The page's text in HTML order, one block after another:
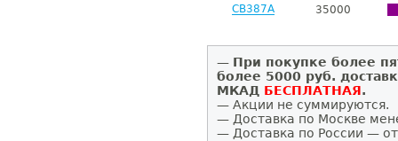
CB387A 35000
— При покупке более
более 5000 руб.
МКАД БЕСПЛАТНАЯ.
— Акции не суммируются.
— Доставка по Москве
— Доставка по России —